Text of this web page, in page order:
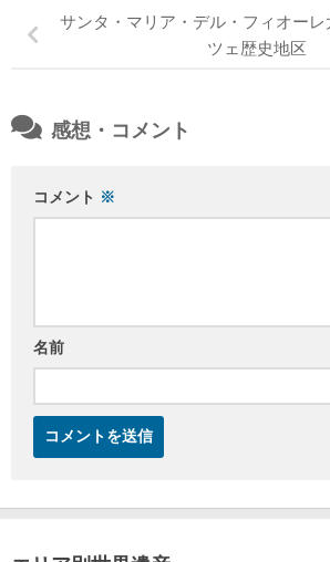
サンタ・マリア・デル・フィオー
ツェ歴史地区
感想・コメント
コメント ※
名前